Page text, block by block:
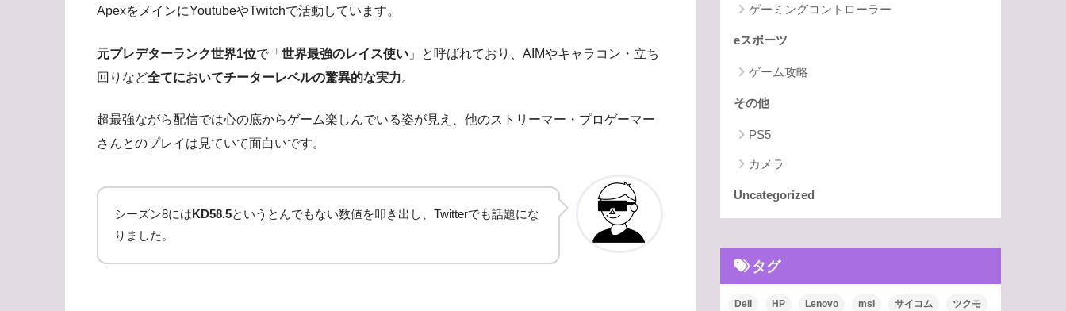
ApexをメインにYoutubeやTwitchで活動しています。
元プレデターランク世界1位で「 世界最強のレイス使い 」と呼ばれており、AIMやキャラコン・立ち
回りなど全てにおいてチーターレベルの驚異的な実力。
超最強ながら配信では心の底からゲーム楽しんでいる姿が見え、他のストリーマー・プロゲーマー
さんとのプレイは見ていて面白いです。
シーズン8には KD58.5というとんでもない数値を叩き出し、Twitterでも話題にな
りました。
ゲーミングコントローラー
eスポーツ
ゲーム攻略
その他
PS5
カメラ
Uncategorized
タグ
Dell HP Lenovo msi サイコム ツクモ